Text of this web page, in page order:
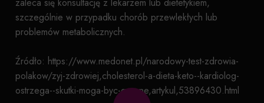
szczególnie w przypadku chorób przewlekłych lub
problemów metabolicznych.
Źródło: https://www.medonet.pl/narodowy-test-zdrowia-
polakow/zyj-zdrowiej,cholesterol-a-dieta-keto--kardiolog-
ostrzega--skutki-moga-byc-grozne,artykul,53896430.html